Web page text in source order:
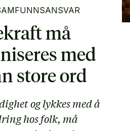
må
med
store ord
og lykkes med å
hos folk, må